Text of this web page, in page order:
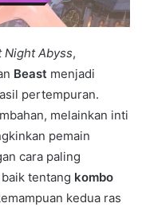
Night Abyss,
Beast menjadi
pertempuran.
melainkan inti
pemain
cara paling
tentang kombo
kedua ras